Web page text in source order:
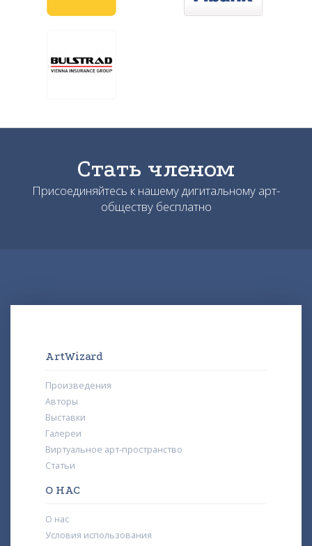
Стать членом
Присоединяйтесь к нашему дигитальному арт-
обществу бесплатно
ArtWizard
Произведения
Авторы
Выставки
Галереи
Виртуальное арт-пространство
Статьи
О НАС
О нас
Условия использования